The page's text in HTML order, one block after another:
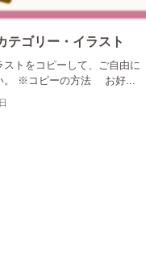
テゴリー・イラスト
トをコピーして、ご自由に
。 ※コピーの方法 お好...